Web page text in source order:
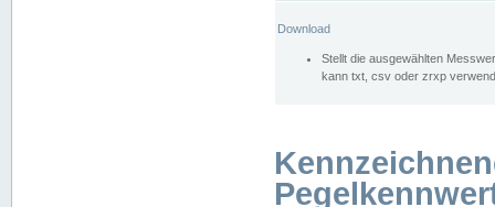
Download
Stellt die ausgewählten
kann txt, csv oder zrxp